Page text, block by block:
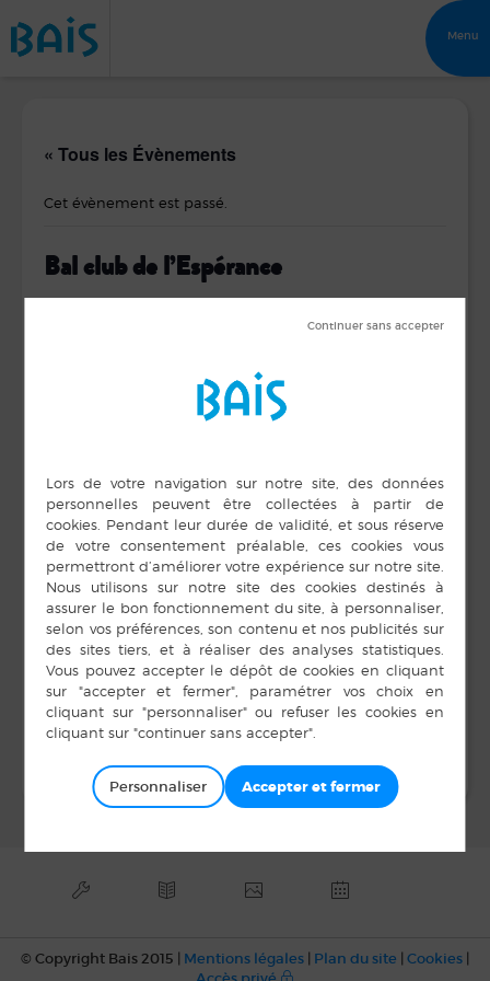
Menu
« Tous les Évènements
Cet évènement est passé.
Bal club de l’Espérance
15 août 2019 de 14 h 00 minà18 h 00 min
Date :
15 août 2019
Heure :
14 h 00 min à 18 h 00
min
LIEU
Salle Unisson
Bal Club de
l’Espérance
Bal club de
l’Espérance
Espritzen35 c’est la
rentrée
© Copyright Bais 2015 | Mentions légales | Plan du site | Cookies |
Personnaliser